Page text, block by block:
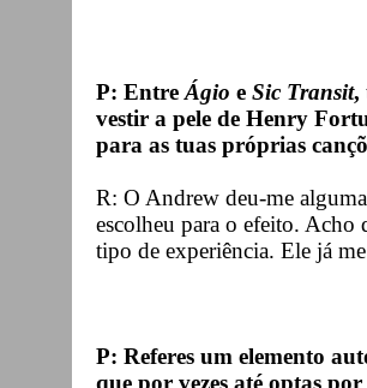
P: Entre Ágio e Sic Transit,
vestir a pele de Henry
para as tuas próprias
R: O Andrew deu-me
escolheu para o efeito. Acho
tipo de experiência. Ele já
P: Referes um elemento
que por vezes até optas